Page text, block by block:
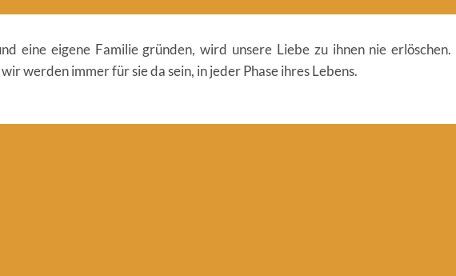
eine eigene Familie gründen, wird unsere Liebe zu ihnen nie erlöschen.
werden immer für sie da sein, in jeder Phase ihres Lebens.